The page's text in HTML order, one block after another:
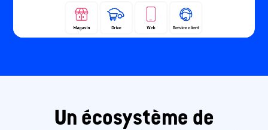
Un écosystème de